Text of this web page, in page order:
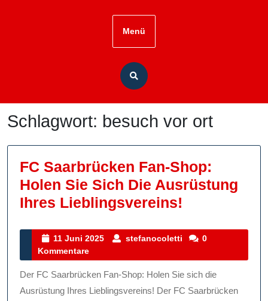
Menü
Schlagwort: besuch vor ort
FC Saarbrücken Fan-Shop:
Holen Sie Sich Die Ausrüstung
Ihres Lieblingsvereins!
Fan-
Holen
Sie
11 Juni 2025
11
2025
stefanocoletti stefanocoletti
0
Kommentare
Der FC Saarbrücken Fan-Shop: Holen Sie sich die
Ausrüstung Ihres Lieblingsvereins! Der FC Saarbrücken